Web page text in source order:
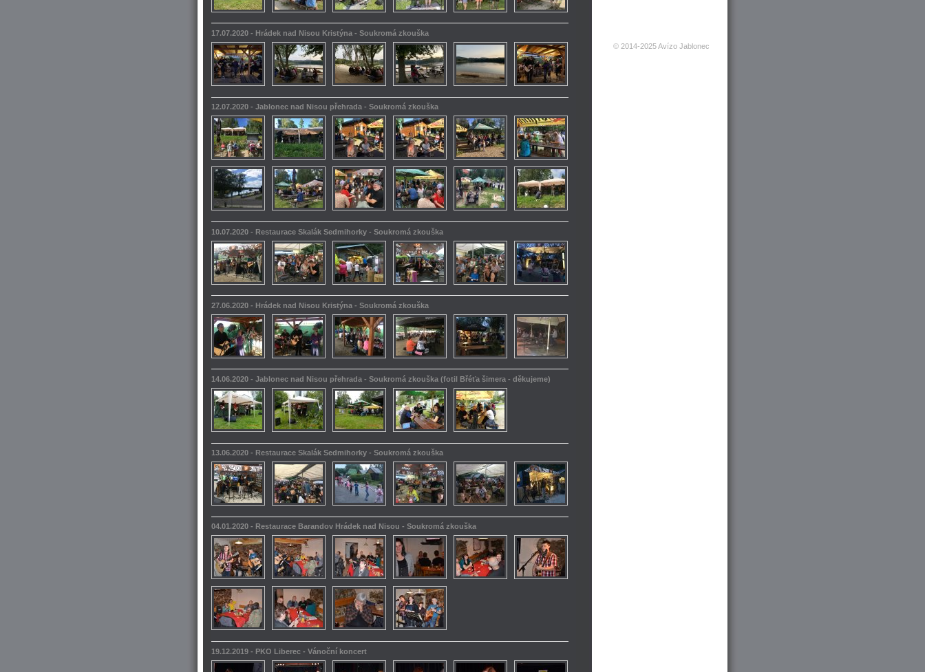
© 2014-2025 Avízo Jablonec
17.07.2020 - Hrádek nad Nisou Kristýna - Soukromá zkouška
12.07.2020 - Jablonec nad Nisou přehrada - Soukromá zkouška
10.07.2020 - Restaurace Skalák Sedmihorky - Soukromá zkouška
27.06.2020 - Hrádek nad Nisou Kristýna - Soukromá zkouška
14.06.2020 - Jablonec nad Nisou přehrada - Soukromá zkouška (fotil Břéťa šimera - děkujeme)
13.06.2020 - Restaurace Skalák Sedmihorky - Soukromá zkouška
04.01.2020 - Restaurace Barandov Hrádek nad Nisou - Soukromá zkouška
19.12.2019 - PKO Liberec - Vánoční koncert